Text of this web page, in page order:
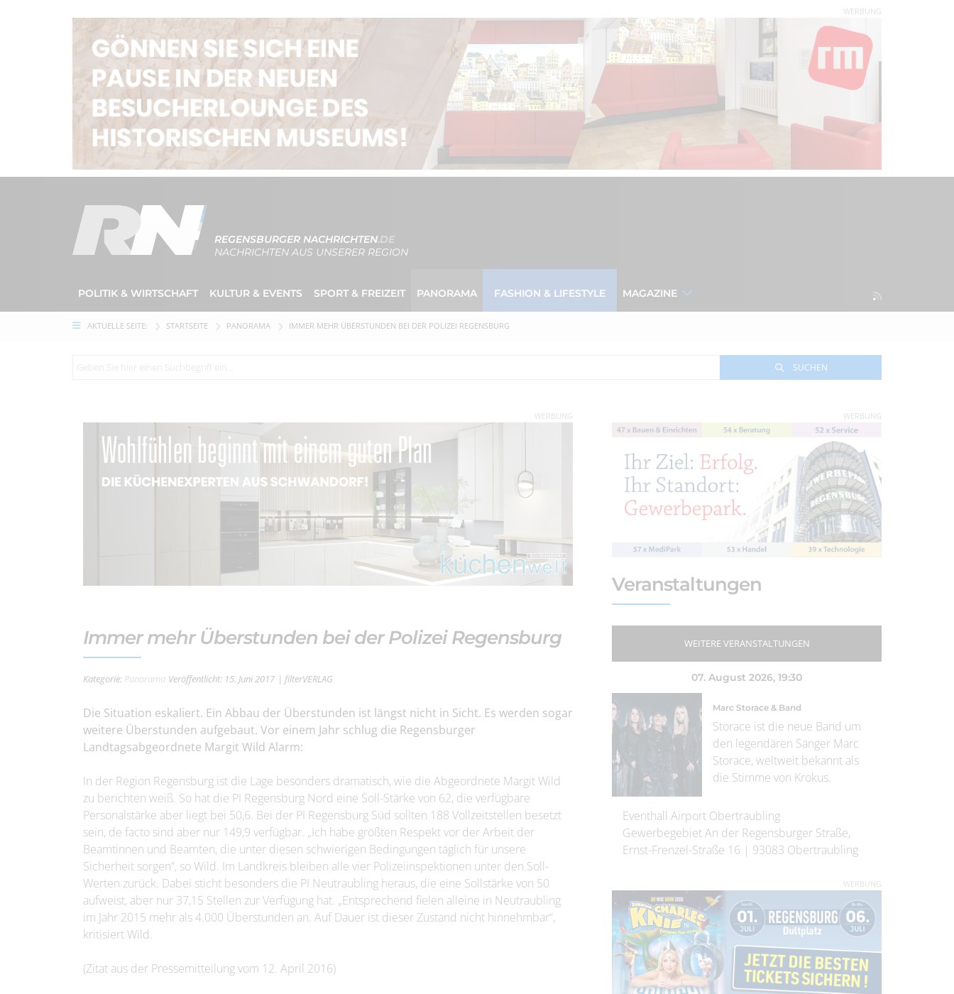
WERBUNG
REGENSBURGER NACHRICHTEN.DE
NACHRICHTEN AUS UNSERER REGION
POLITIK & WIRTSCHAFT KULTUR & EVENTS SPORT & FREIZEIT PANORAMA FASHION & LIFESTYLE MAGAZINE
AKTUELLE SEITE: STARTSEITE PANORAMA IMMER MEHR ÜBERSTUNDEN BEI DER POLIZEI REGENSBURG
SUCHEN
WERBUNG
Immer mehr Überstunden bei der Polizei Regensburg
Kategorie: Panorama Veröffentlicht: 15. Juni 2017 | filterVERLAG
Die Situation eskaliert. Ein Abbau der Überstunden ist längst nicht in Sicht. Es werden sogar
weitere Überstunden aufgebaut. Vor einem Jahr schlug die Regensburger
Landtagsabgeordnete Margit Wild Alarm:
In der Region Regensburg ist die Lage besonders dramatisch, wie die Abgeordnete Margit Wild
zu berichten weiß. So hat die PI Regensburg Nord eine Soll-Stärke von 62, die verfügbare
Personalstärke aber liegt bei 50,6. Bei der PI Regensburg Süd sollten 188 Vollzeitstellen besetzt
sein, de facto sind aber nur 149,9 verfügbar. „Ich habe größten Respekt vor der Arbeit der
Beamtinnen und Beamten, die unter diesen schwierigen Bedingungen täglich für unsere
Sicherheit sorgen“, so Wild. Im Landkreis bleiben alle vier Polizeiinspektionen unter den Soll-
Werten zurück. Dabei sticht besonders die PI Neutraubling heraus, die eine Sollstärke von 50
aufweist, aber nur 37,15 Stellen zur Verfügung hat. „Entsprechend fielen alleine in Neutraubling
im Jahr 2015 mehr als 4.000 Überstunden an. Auf Dauer ist dieser Zustand nicht hinnehmbar“,
kritisiert Wild.
(Zitat aus der Pressemitteilung vom 12. April 2016)
WERBUNG
Veranstaltungen
WEITERE VERANSTALTUNGEN
07. August 2026, 19:30
Marc Storace & Band
Storace ist die neue Band um
den legendären Sänger Marc
Storace, weltweit bekannt als
die Stimme von Krokus.
Eventhall Airport Obertraubling
Gewerbegebiet An der Regensburger Straße,
Ernst-Frenzel-Straße 16 | 93083 Obertraubling
WERBUNG